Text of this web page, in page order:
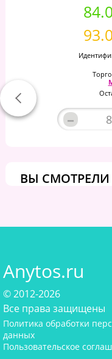
–
ВЫ СМОТРЕЛИ
Anytos.ru
© 2012-2026
Все права защищены
Политика обработки
данных
Пользовательское